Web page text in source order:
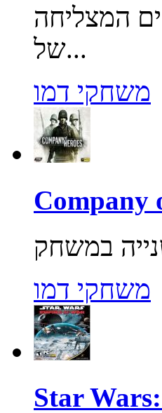
המצליחה
של...
משחקי דמו
משחקי דמו